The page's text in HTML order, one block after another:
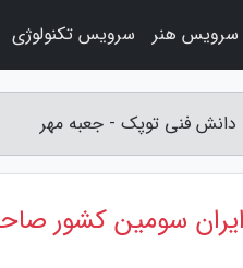
دانش فنی توپک - جعبه مهر
ایران سومین کشور
سرویس هنر سرویس تکنولوژی